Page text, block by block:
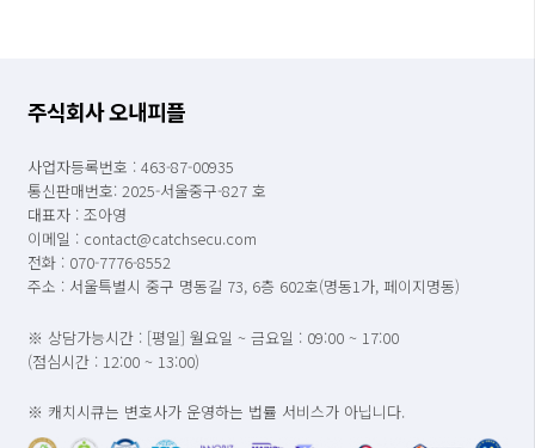
주식회사 오내피플
사업자등록번호 : 463-87-00935
통신판매번호: 2025-서울중구-827 호
대표자 : 조아영
이메일 : contact@catchsecu.com
전화 : 070-7776-8552
주소 : 서울특별시 중구 명동길 73, 6층 602호(명동1가, 페이지명동)
※ 상담가능시간 : [평일] 월요일 ~ 금요일 : 09:00 ~ 17:00
(점심시간 : 12:00 ~ 13:00)
※ 캐치시큐는 변호사가 운영하는 법률 서비스가 아닙니다.